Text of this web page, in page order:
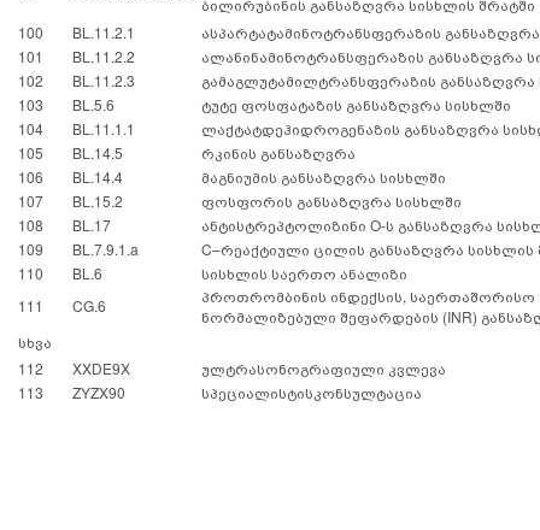
100
BL.11.2.1
ასპარტატამინოტრანსფერაზის
101
BL.11.2.2
ალანინამინოტრანსფერაზის განსაზღვრა
102
BL.11.2.3
გამაგლუტამილტრანსფერაზის განსაზღვრა
103
BL.5.6
ტუტე ფოსფატაზის განსაზღვრა სისხლში
104
BL.11.1.1
ლაქტატდეჰიდროგენაზის განსაზღვრა
105
BL.14.5
რკინის განსაზღვრა
106
BL.14.4
მაგნიუმის განსაზღვრა სისხლში
107
BL.15.2
ფოსფორის განსაზღვრა სისხლში
108
BL.17
ანტისტრეპტოლიზინი O-ს განსაზღვრა
109
BL.7.9.1.a
C–რეაქტიული ცილის განსაზღვრა სისხლის
110
BL.6
სისხლის საერთო ანალიზი
111
CG.6
პროთრომბინის ინდექსის, საერთაშორისო
ნორმალიზებული შეფარდების (INR)
სხვა
112
XXDE9X ულტრასონოგრაფიული კვლევა
113
ZYZX90 სპეციალისტისკონსულტაცია